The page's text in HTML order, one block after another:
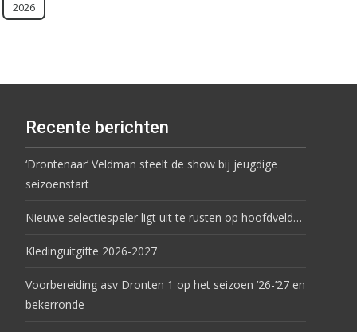
2026
Recente berichten
‘Drontenaar’ Veldman steelt de show bij jeugdige
seizoenstart
Nieuwe selectiespeler ligt uit te rusten op hoofdveld…
Kledinguitgifte 2026-2027
Voorbereiding asv Dronten 1 op het seizoen ’26-’27 en
bekerronde